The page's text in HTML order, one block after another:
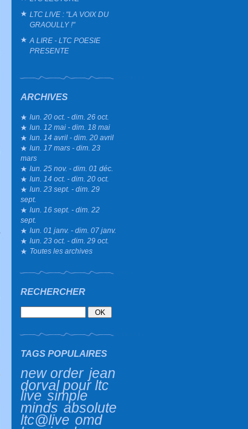
LTC LIVE : "LA VOIX DU
GRAOULLY !"
A LIRE - LTC POESIE
PRESENTE
ARCHIVES
lun. 20 oct. - dim. 26 oct.
lun. 12 mai - dim. 18 mai
lun. 14 avril - dim. 20 avril
lun. 17 mars - dim. 23
mars
lun. 25 nov. - dim. 01 déc.
lun. 14 oct. - dim. 20 oct.
lun. 23 sept. - dim. 29
sept.
lun. 16 sept. - dim. 22
sept.
lun. 01 janv. - dim. 07 janv.
lun. 23 oct. - dim. 29 oct.
Toutes les archives
RECHERCHER
TAGS POPULAIRES
new order jean
dorval pour ltc
live simple
minds absolute
ltc@live omd